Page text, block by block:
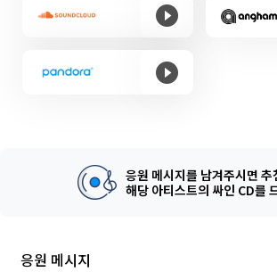
응원 메시지를 남겨주시면 추
해당 아티스트의 싸인 CD를
응원 메시지